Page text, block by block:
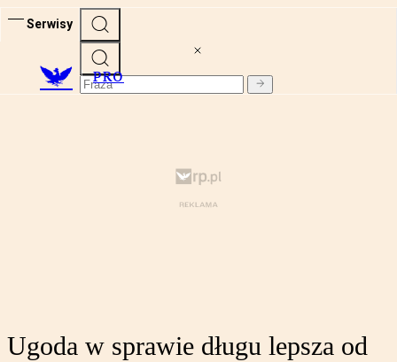
Serwisy
PRO
Ugoda w sprawie długu lepsza od